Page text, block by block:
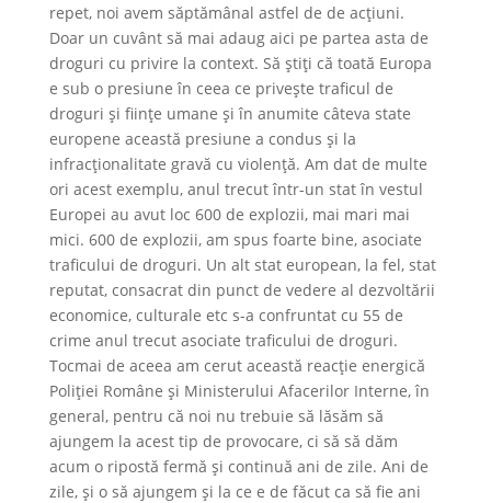
repet, noi avem săptămânal astfel de de acțiuni.
Doar un cuvânt să mai adaug aici pe partea asta de
droguri cu privire la context. Să știți că toată Europa
e sub o presiune în ceea ce privește traficul de
droguri și ființe umane și în anumite câteva state
europene această presiune a condus și la
infracționalitate gravă cu violență. Am dat de multe
ori acest exemplu, anul trecut într-un stat în vestul
Europei au avut loc 600 de explozii, mai mari mai
mici. 600 de explozii, am spus foarte bine, asociate
traficului de droguri. Un alt stat european, la fel, stat
reputat, consacrat din punct de vedere al dezvoltării
economice, culturale etc s-a confruntat cu 55 de
crime anul trecut asociate traficului de droguri.
Tocmai de aceea am cerut această reacție energică
Poliției Române și Ministerului Afacerilor Interne, în
general, pentru că noi nu trebuie să lăsăm să
ajungem la acest tip de provocare, ci să să dăm
acum o ripostă fermă și continuă ani de zile. Ani de
zile, și o să ajungem și la ce e de făcut ca să fie ani